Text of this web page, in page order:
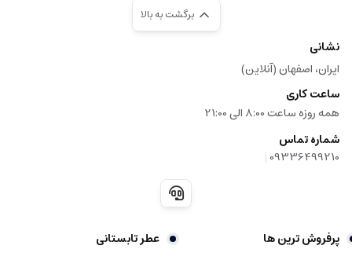
برگشت به بالا
نشانی
ایران، اصفهان (آنلاین)
ساعت کاری
همه روزه ساعت 8:00 الی 21:00
شماره تماس
09336499210
|
پرفروش ترین ها عطر تابستانی